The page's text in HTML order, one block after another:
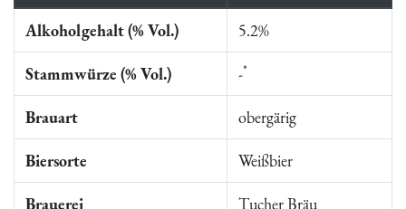
Alkoholgehalt (% Vol.) 5.2%
Stammwürze (% Vol.) -*
Brauart obergärig
Biersorte Weißbier
Brauerei Tucher Bräu